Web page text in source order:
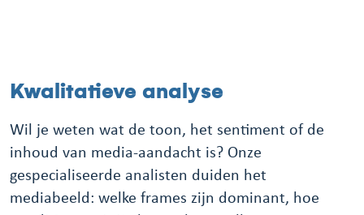
Kwalitatieve analyse
Wil je weten wat de toon, het sentiment of de
inhoud van media-aandacht is? Onze
gespecialiseerde analisten duiden het
mediabeeld: welke frames zijn dominant, hoe